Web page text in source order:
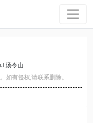
汤令山
如有侵权,请联系删除。